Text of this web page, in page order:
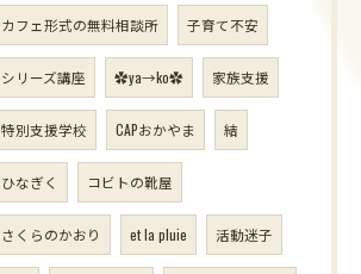
カフェ形式の無料相談所 子育て不安
シリーズ講座 ✿ya→ko✿ 家族支援
特別支援学校 CAPおかやま 結
ひなぎく コビトの靴屋
さくらのかおり et la pluie 活動迷子